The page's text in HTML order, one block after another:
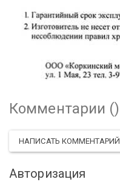
Комментарии ()
НАПИСАТЬ КОММЕНТАРИЙ
Авторизация